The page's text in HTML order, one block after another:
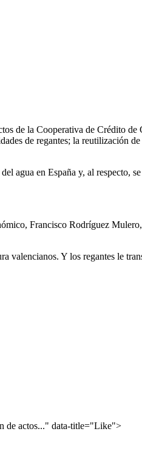
de la Cooperativa de Crédito
de regantes; la reutilización
agua en España y, al respecto,
Francisco Rodríguez
valencianos. Y los regantes le
de actos..." data-title="Like">